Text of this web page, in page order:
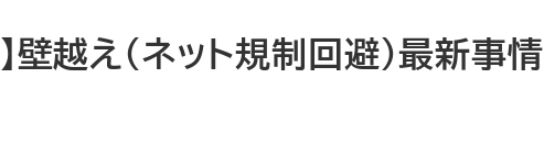
壁越え（ネット規制回避）最新事情